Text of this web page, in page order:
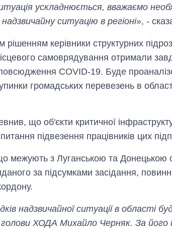
ускладнюється, вважаємо
ситуацію в регіоні», -
рішенням керівники структурних
самоврядування отримали
COVID-19. Буде
громадських перевезень в
що об'єкти критичної
підвезення працівників цих
межують з Луганською та Донецькою
за підсумками засідання,
надзвичайної ситуації в
ХОДА Михайло Черняк. За його